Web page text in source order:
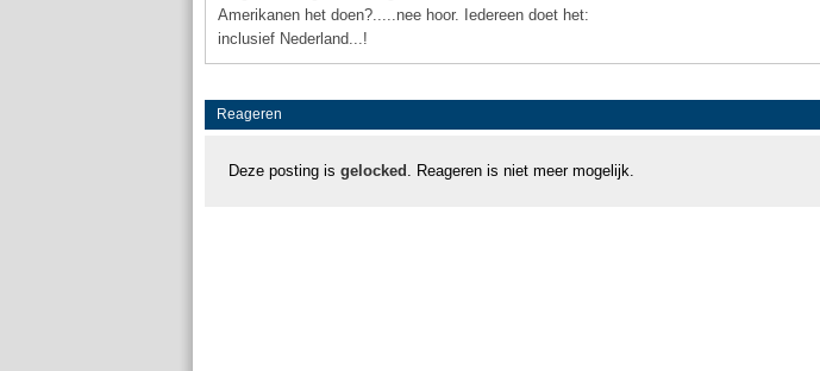
Amerikanen het doen?.....nee hoor. Iedereen doet het:
inclusief Nederland...!
Reageren
Deze posting is gelocked . Reageren is niet meer mogelijk.